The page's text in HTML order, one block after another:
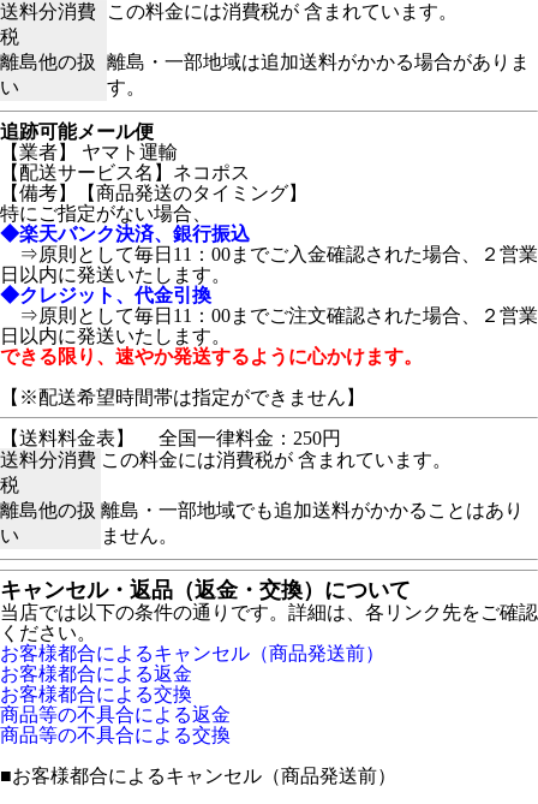
送料分消費
税
この料金には消費税が 含まれています。
離島他の扱
い
離島・一部地域は追加送料がかかる場合がありま
す。
追跡可能メール便
【業者】 ヤマト運輸
【配送サービス名】ネコポス
【備考】
【商品発送のタイミング】
特にご指定がない場合、
◆楽天バンク決済、銀行振込
⇒原則として毎日11：00までご入金確認された場合、２営業
日以内に発送いたします。
◆クレジット、代金引換
⇒原則として毎日11：00までご注文確認された場合、２営業
日以内に発送いたします。
できる限り、速やか発送するように心かけます。
【※配送希望時間帯は指定ができません】
【送料料金表】
全国一律料金：250円
送料分消費
税
この料金には消費税が 含まれています。
離島他の扱
い
離島・一部地域でも追加送料がかかることはあり
ません。
キャンセル・返品（返金・交換）について
当店では以下の条件の通りです。詳細は、各リンク先をご確認
ください。
お客様都合によるキャンセル（商品発送前）
お客様都合による返金
お客様都合による交換
商品等の不具合による返金
商品等の不具合による交換
■お客様都合によるキャンセル（商品発送前）